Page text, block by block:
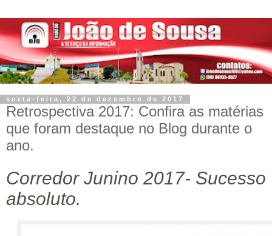
sexta-feira, 22 de dezembro de 2017
Retrospectiva 2017: Confira as matérias
que foram destaque no Blog durante o
ano.
Corredor Junino 2017- Sucesso
absoluto.